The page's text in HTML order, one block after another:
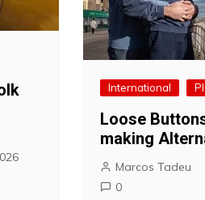
International
Loose
making
Marcos Tadeu
0